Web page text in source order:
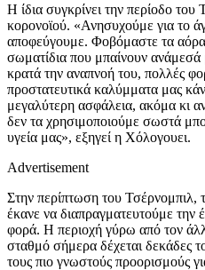
Η ίδια συγκρίνει την περίοδο
κορονοϊού. «Ανησυχούμε για το
αποφεύγουμε. Φοβόμαστε τα
σωματίδια που μπαίνουν
κρατά την αναπνοή του, πολλές
προστατευτικά καλύμματα μας
μεγαλύτερη ασφάλεια, ακόμα κι
δεν τα χρησιμοποιούμε σωστά
υγεία μας», εξηγεί η Χόλογουει.
Advertisement
Στην περίπτωση του Τσέρνομπιλ,
έκανε να διαπραγματευτούμε την
φορά. Η περιοχή γύρω από τον
σταθμό σήμερα δέχεται δεκάδες
τους πιο γνωστούς προορισμούς